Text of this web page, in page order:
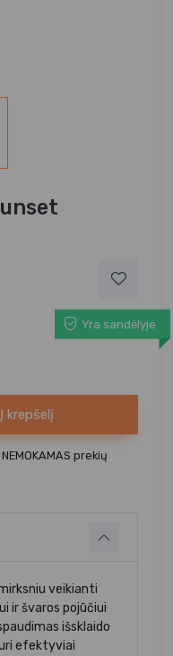
Yra sandėlyje
Į krepšelį
prekių
veikianti
ir švaros pojūčiui
išsklaido
efektyviai